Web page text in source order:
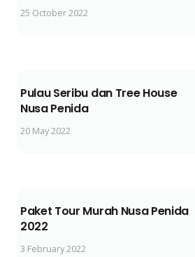
25 October 2022
Pulau Seribu dan Tree House
Nusa Penida
20 May 2022
Paket Tour Murah Nusa Penida
2022
3 February 2022